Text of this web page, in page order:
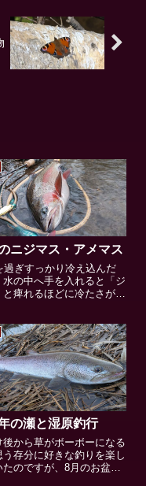
ニジマス・アメマス
過ぎすっかり冷え込んだ
水の中へ手を入れると「ジ
と痺れるほどに冷たさが伝
虫の活動が減ってくると越
荒食いモードに切り替わる
プーンやミノーを果敢に
の瀬と湿原釣行
後から草がボーボーになる
う存分に好きな釣りを楽し
たのですが、8月のお盆明